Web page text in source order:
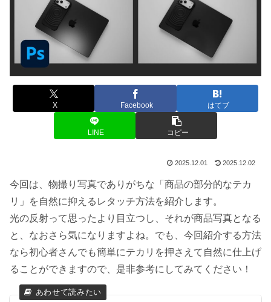
X Facebook はてブ
LINE コピー
2025.12.01 2025.12.02
今回は、物撮り写真でありがちな「商品の部分的なテカ
リ」を自然に抑えるレタッチ方法を紹介します。
光の反射って思ったより目立つし、それが商品写真となる
と、なおさら気になりますよね。でも、今回紹介する方法
なら初心者さんでも簡単にテカリを押さえて自然に仕上げ
ることができますので、是非参考にしてみてください！